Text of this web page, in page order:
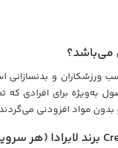
می‌باشد؟
ورزشکاران و بدنسازانی
برای افرادی که
مواد افزودنی